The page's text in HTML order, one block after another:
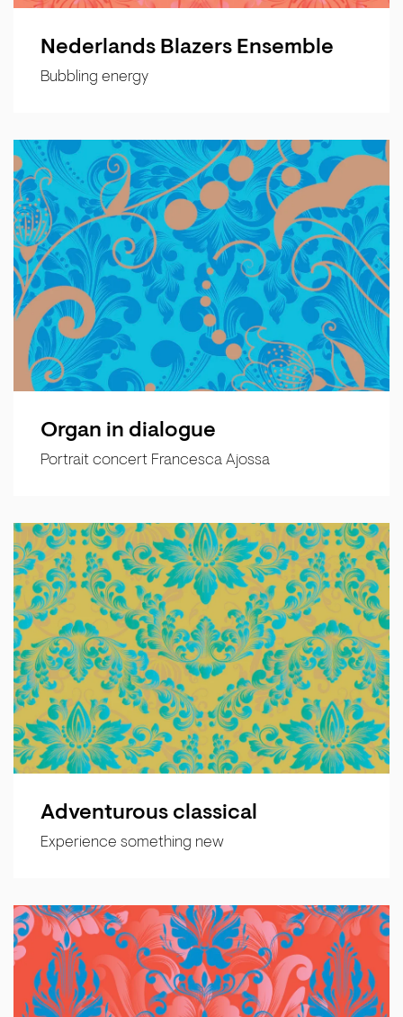
Nederlands Blazers Ensemble
Bubbling energy
Organ in dialogue
Portrait concert Francesca Ajossa
Adventurous classical
Experience something new